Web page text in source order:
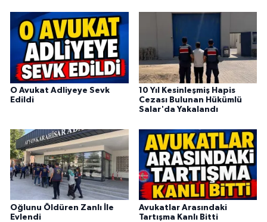
O Avukat Adliyeye Sevk
Edildi
10 Yıl Kesinleşmiş Hapis
Cezası Bulunan Hükümlü
Salar'da Yakalandı
Oğlunu Öldüren Zanlı İle
Evlendi
Avukatlar Arasındaki
Tartışma Kanlı Bitti